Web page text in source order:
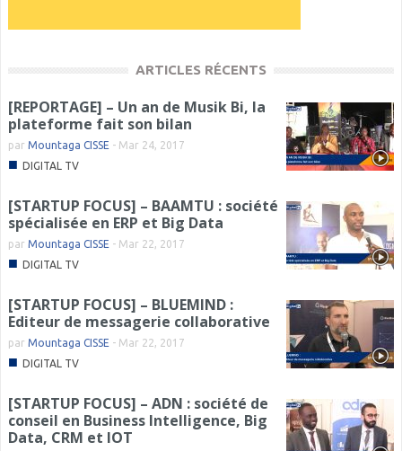
ARTICLES RÉCENTS
[REPORTAGE] – Un an de Musik Bi, la
plateforme fait son bilan
par Mountaga CISSE - Mar 24, 2017
■ DIGITAL TV
[STARTUP FOCUS] – BAAMTU : société
spécialisée en ERP et Big Data
par Mountaga CISSE - Mar 22, 2017
■ DIGITAL TV
[STARTUP FOCUS] – BLUEMIND :
Editeur de messagerie collaborative
par Mountaga CISSE - Mar 22, 2017
■ DIGITAL TV
[STARTUP FOCUS] – ADN : société de
conseil en Business Intelligence, Big
Data, CRM et IOT